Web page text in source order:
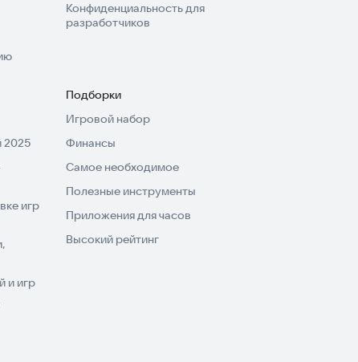
Конфиденциальность для
разработчиков
2025
игр
и игр
Подборки
Игровой набор
Финансы
Самое необходимое
Полезные инструменты
Приложения для часов
Высокий рейтинг